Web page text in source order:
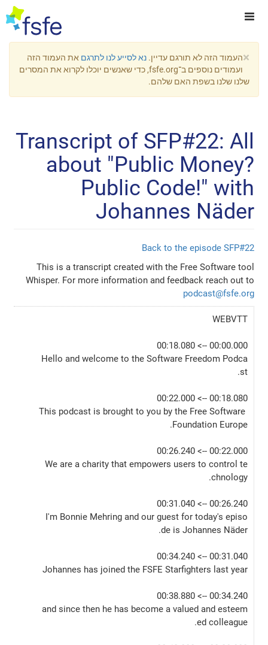
×העמוד הזה לא תורגם עדיין. נא לסייע לנו לתרגם את העמוד הזה
ועמודים נוספים ב־fsfe.org, כדי שאנשים יוכלו לקרוא את המסרים
שלנו שלנו בשפת האם שלהם.
Transcript of SFP#22: All
about "Public Money?
Public Code!" with
Johannes Näder
Back to the episode SFP#22
This is a transcript created with the Free Software tool
Whisper. For more information and feedback reach out to
podcast@fsfe.org